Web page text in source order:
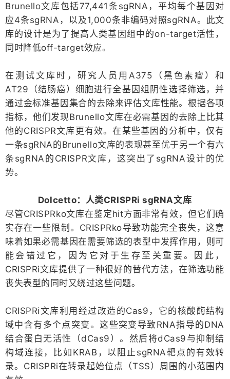
Brunello文库包括77,441条sgRNA，平均每个基因对
应4条sgRNA，以及1,000条非编码对照sgRNA。此文
库的设计是为了提高人类基因组中的on-target活性，
同时降低off-target效应。
在测试文库时，研究人员用A375（黑色素瘤）和
AT29（结肠癌）细胞进行全基因组阴性选择筛选，并
通过金标准基因集合的去除来评估文库性能。根据各项
指标，他们发现Brunello文库在必需基因的去除上比其
他的CRISPR文库更有效。在某些基因的分析中，仅有
一条sgRNA的Brunello文库的表现甚至优于另一个有六
条sgRNA的CRISPR文库，这突出了sgRNA设计的优
势。
Dolcetto：人类CRISPRi sgRNA文库
尽管CRISPRko文库在鉴定hit方面非常有效，但它们确
实存在一些限制。CRISPRko导致功能完全丧失，这意
味着如果必需基因在需要筛选的表型中发挥作用，则可
能会错过它，因为它对于生存至关重要。因此，
CRISPRi文库提供了一种很好的替代方法，在筛选功能
丧失表型的同时又绕过这些问题。
CRISPRi文库利用经过改造的Cas9，它的核酸酶结构
域中含有多个点突变。这些突变导致RNA指导的DNA
结合蛋白无活性（dCas9）。然后将dCas9与抑制结
构域连接，比如KRAB，以阻止sgRNA靶点的有效转
录。CRISPRi在转录起始位点（TSS）周围的小范围内